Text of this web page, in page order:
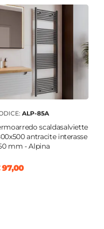
ALP-85A
scaldasalviette
antracite interasse
mm - Alpina